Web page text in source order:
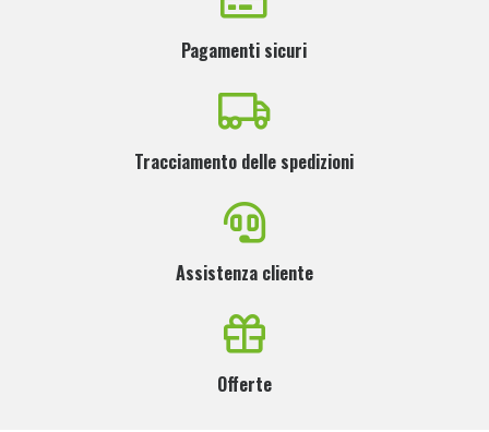
Pagamenti sicuri
Tracciamento delle spedizioni
Assistenza cliente
Offerte